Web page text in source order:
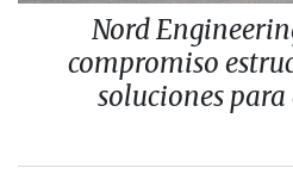
Nord
compromiso
soluciones